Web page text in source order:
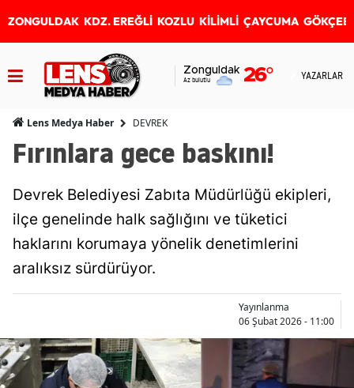
ZONGULDAK KDZ. EREĞLİ KOZLU KİLİMLİ ÇAYCUMA
Zonguldak
Az bulutlu 26° YAZARLAR
Lens Medya Haber DEVREK
Fırınlara gece baskını!
Devrek Belediyesi Zabıta Müdürlüğü ekipleri,
ilçe genelinde halk sağlığını ve tüketici
haklarını korumaya yönelik denetimlerini
aralıksız sürdürüyor.
Yayınlanma
06 Şubat 2026 - 11:00